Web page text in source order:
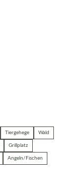
Tiergehege Wald
Grillplatz
Angeln/Fischen